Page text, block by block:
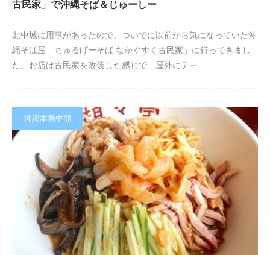
古民家」で沖縄そば＆じゅーしー
北中城に用事があったので、ついでに以前から気になっていた沖
縄そば屋「ちゅるげーそば なかぐすく古民家」に行ってきまし
た。お店は古民家を改装した感じで、屋外にテー…
沖縄本島中部